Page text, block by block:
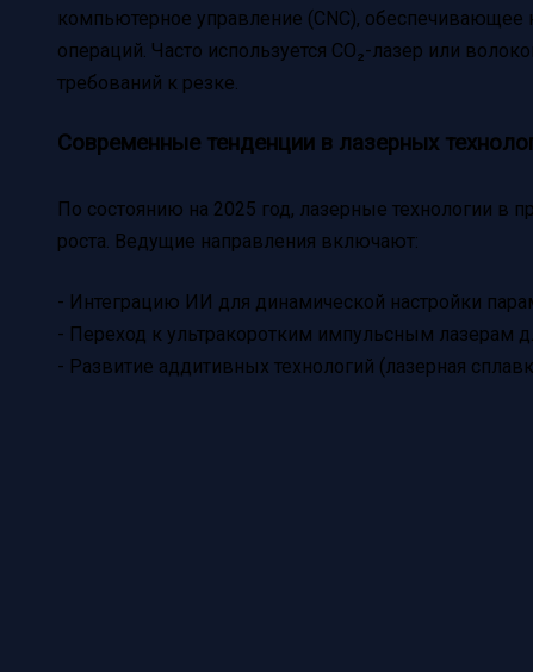
компьютерное управление (CNC), обеспечивающее
операций. Часто используется СО₂-лазер или
требований к резке.
Современные тенденции в лазерных
По состоянию на 2025 год, лазерные технологии в
роста. Ведущие направления включают:
- Интеграцию ИИ для динамической настройки
- Переход к ультракоротким импульсным лазерам
- Развитие аддитивных технологий (лазерная